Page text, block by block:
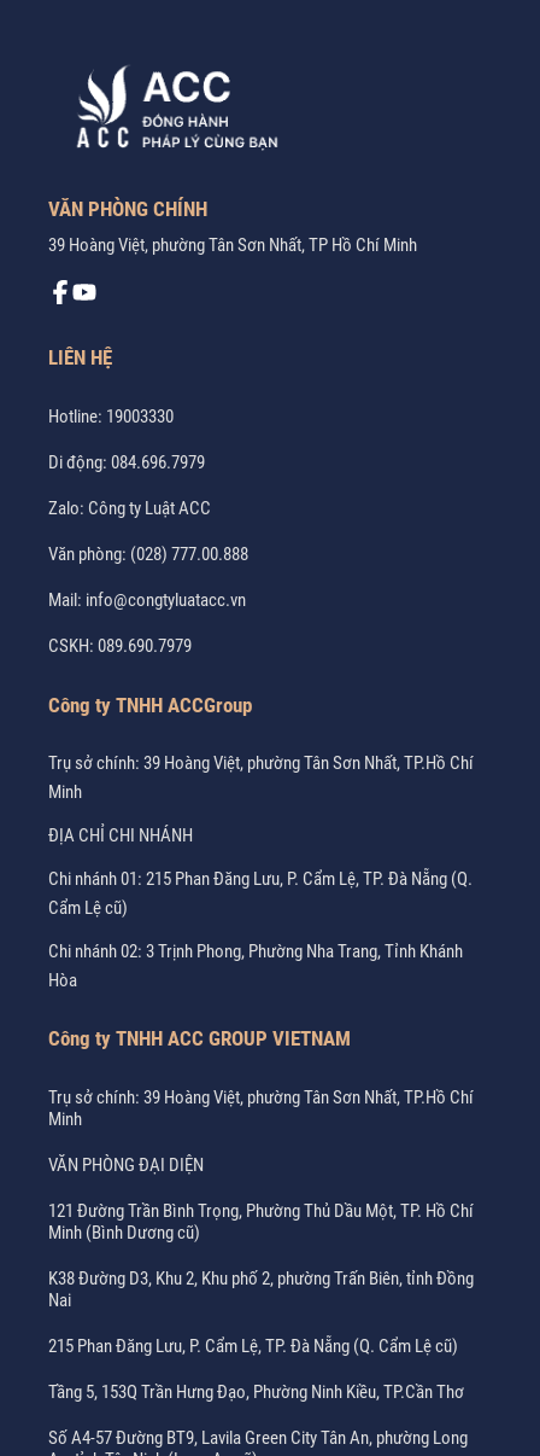
VĂN PHÒNG CHÍNH
39 Hoàng Việt, phường Tân Sơn Nhất, TP Hồ Chí Minh
LIÊN HỆ
Hotline: 19003330
Di động: 084.696.7979
Zalo: Công ty Luật ACC
Văn phòng: (028) 777.00.888
Mail: info@congtyluatacc.vn
CSKH: 089.690.7979
Công ty TNHH ACCGroup
Trụ sở chính: 39 Hoàng Việt, phường Tân Sơn Nhất, TP.Hồ Chí
Minh
ĐỊA CHỈ CHI NHÁNH
Chi nhánh 01: 215 Phan Đăng Lưu, P. Cẩm Lệ, TP. Đà Nẵng (Q.
Cẩm Lệ cũ)
Chi nhánh 02: 3 Trịnh Phong, Phường Nha Trang, Tỉnh Khánh
Hòa
Công ty TNHH ACC GROUP VIETNAM
Trụ sở chính: 39 Hoàng Việt, phường Tân Sơn Nhất, TP.Hồ Chí
Minh
VĂN PHÒNG ĐẠI DIỆN
121 Đường Trần Bình Trọng, Phường Thủ Dầu Một, TP. Hồ Chí
Minh (Bình Dương cũ)
K38 Đường D3, Khu 2, Khu phố 2, phường Trấn Biên, tỉnh Đồng
Nai
215 Phan Đăng Lưu, P. Cẩm Lệ, TP. Đà Nẵng (Q. Cẩm Lệ cũ)
Tầng 5, 153Q Trần Hưng Đạo, Phường Ninh Kiều, TP.Cần Thơ
Số A4-57 Đường BT9, Lavila Green City Tân An, phường Long